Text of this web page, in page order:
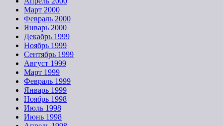
Март 2000
Февраль 2000
Январь 2000
Декабрь 1999
Ноябрь 1999
Сентябрь 1999
Август 1999
Март 1999
Февраль 1999
Январь 1999
Ноябрь 1998
Июль 1998
Июнь 1998